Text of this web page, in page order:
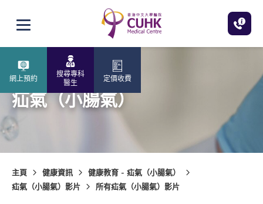
打開選單
網上預約
搜尋專科
醫生
定價收費
疝氣（小腸氣）
主頁 健康資訊
健康教育 - 疝氣（小腸氣）
疝氣（小腸氣）影片
所有疝氣（小腸氣）影片